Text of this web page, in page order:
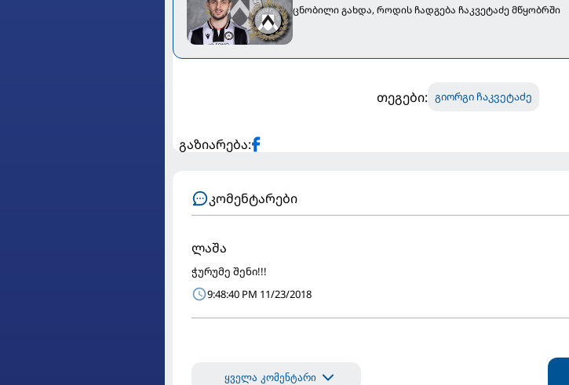
ცნობილი გახდა, როდის ჩადგება ჩაკვეტაძე მწყობრში
თეგები: გიორგი ჩაკვეტაძე
გაზიარება:
კომენტარები
ლაშა
ჭურუმე შენი!!!
9:48:40 PM 11/23/2018
ყველა კომენტარი